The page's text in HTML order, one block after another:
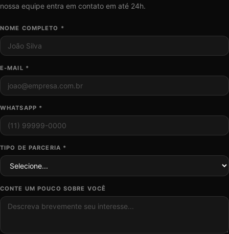
nossa equipe entra em contato em até 24h.
NOME COMPLETO *
E-MAIL *
WHATSAPP *
TIPO DE PARCERIA *
CONTE UM POUCO SOBRE VOCÊ